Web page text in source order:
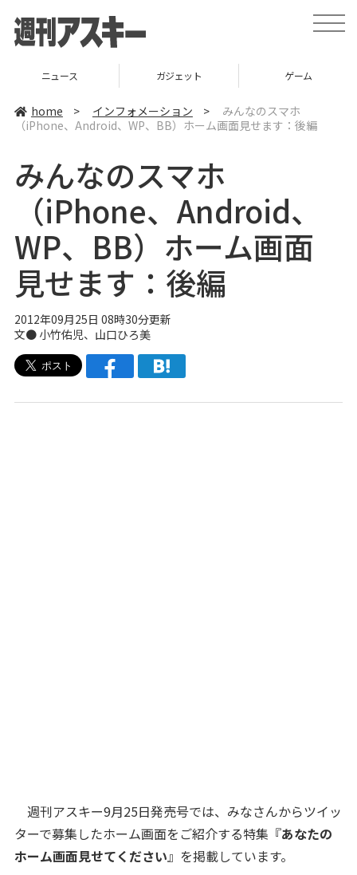
t
o
ガジェット ゲーム グルメ
home > インフォメーション >
みんなのスマホ
（iPhone、Android、WP、BB）ホーム画面見せます：後編
みんなのスマホ
（iPhone、Android、
WP、BB）ホーム画面
見せます：後編
2012年09月25日 08時30分更新
文● 小竹佑児、 山口ひろ美
週刊アスキー9月25日発売号では、みなさんからツイッ
ターで募集したホーム画面をご紹介する特集『あなたの
ホーム画面見せてください』を掲載しています。